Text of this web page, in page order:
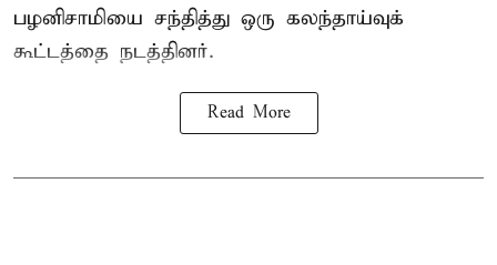
பழனிசாமியை சந்தித்து ஒரு கலந்தாய்வுக்
கூட்டத்தை நடத்தினர்.
Read More